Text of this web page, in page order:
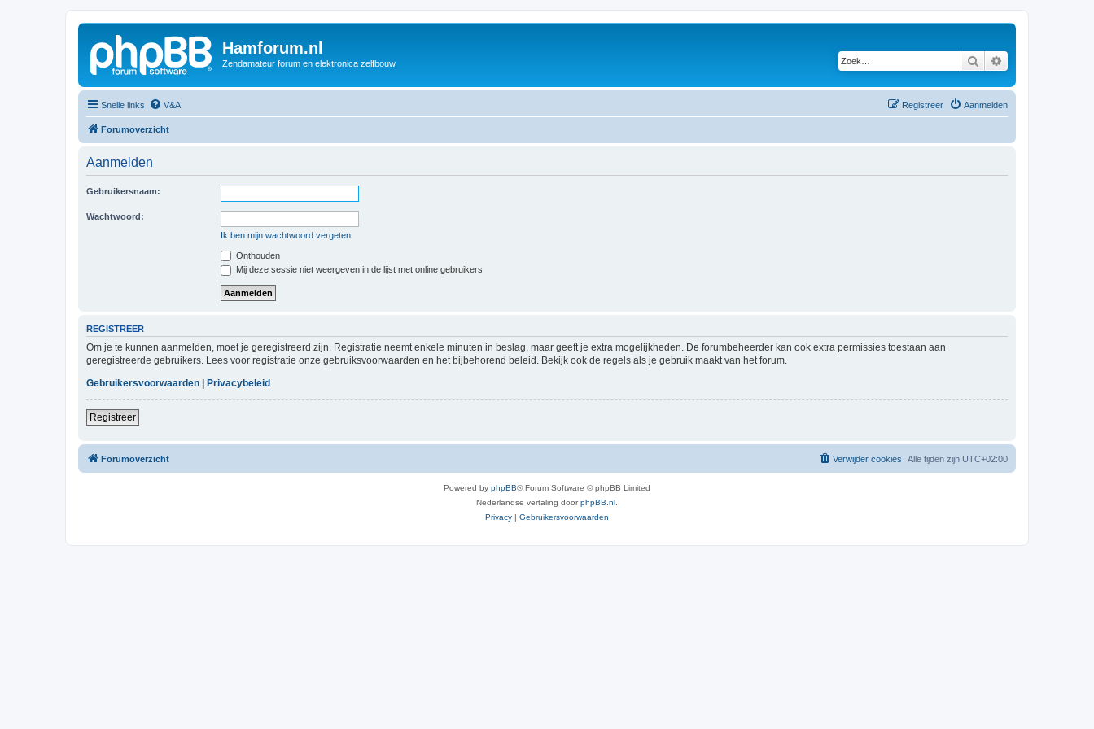
Hamforum.nl
Zendamateur forum en elektronica zelfbouw Zoek
Snelle links V&A Aanmelden
Registreer
Forumoverzicht
Aanmelden
Gebruikersnaam:
Wachtwoord:
Ik ben mijn wachtwoord vergeten
Onthouden
Mij deze sessie niet weergeven in de lijst met online gebruikers
REGISTREER
Om je te kunnen aanmelden, moet je geregistreerd zijn. Registratie neemt enkele minuten in beslag, maar geeft je extra mogelijkheden. De forumbeheerder kan ook extra permissies toestaan aan
geregistreerde gebruikers. Lees voor registratie onze gebruiksvoorwaarden en het bijbehorend beleid. Bekijk ook de regels als je gebruik maakt van het forum.
Gebruikersvoorwaarden
Privacybeleid
Registreer
Forumoverzicht Alle tijden zijn UTC+02:00
Verwijder cookies
Powered by phpBB® Forum Software © phpBB Limited
Nederlandse vertaling doorphpBB.nl.
Privacy | Gebruikersvoorwaarden